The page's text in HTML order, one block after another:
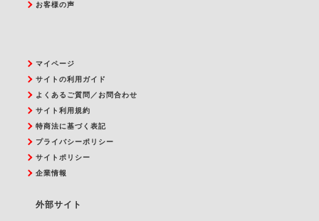
お客様の声
マイページ
サイトの利用ガイド
よくあるご質問／お問合わせ
サイト利用規約
特商法に基づく表記
プライバシーポリシー
サイトポリシー
企業情報
外部サイト